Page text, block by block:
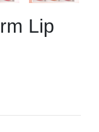
Lip